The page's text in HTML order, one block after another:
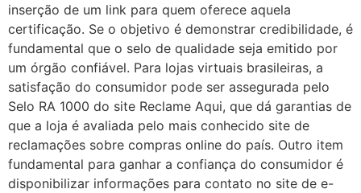
inserção de um link para quem oferece aquela
certificação. Se o objetivo é demonstrar credibilidade, é
fundamental que o selo de qualidade seja emitido por
um órgão confiável. Para lojas virtuais brasileiras, a
satisfação do consumidor pode ser assegurada pelo
Selo RA 1000 do site Reclame Aqui, que dá garantias de
que a loja é avaliada pelo mais conhecido site de
reclamações sobre compras online do país. Outro item
fundamental para ganhar a confiança do consumidor é
disponibilizar informações para contato no site de e-